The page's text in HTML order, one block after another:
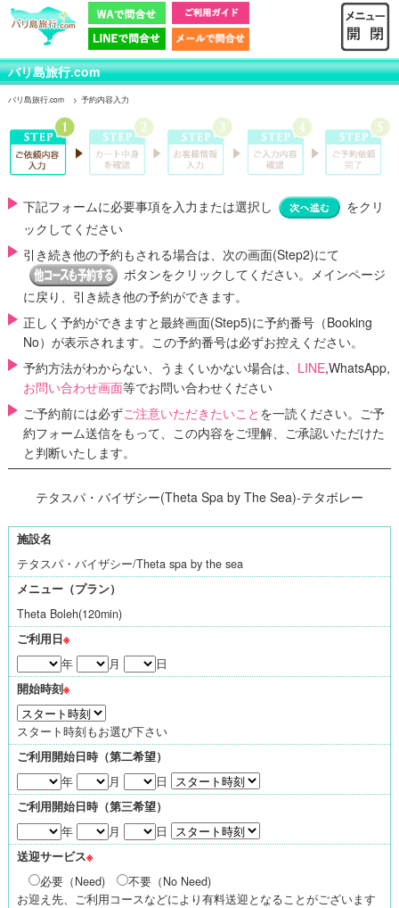
バリ島旅行.com
バリ島旅行.com 予約内容入力
下記フォームに必要事項を入力または選択し
をクリ
ックしてください
引き続き他の予約もされる場合は、次の画面(Step2)にて
ボタンをクリックしてください。メインページ
に戻り、引き続き他の予約ができます。
正しく予約ができますと最終画面(Step5)に予約番号（Booking
No） が表示されます。この予約番号は必ずお控えください。
予約方法がわからない、うまくいかない場合は、 LINE,WhatsApp,
お問い合わせ画面等でお問い合わせください
ご予約前には必ずご注意いただきたいこと を一読ください。ご予
約フォーム送信をもって、この内容をご理解、ご承認いただけた
と判断いたします。
テタスパ・バイザシー(Theta Spa by The Sea)-テタボレー
施設名
テタスパ・バイザシー/Theta spa by the sea
メニュー（プラン）
Theta Boleh(120min)
ご利用日※
年
月
日
開始時刻※
スタート時刻もお選び下さい
ご利用開始日時（第二希望）
年
月
日
ご利用開始日時（第三希望）
年
月
日
送迎サービス※
必要（Need)
不要（No Need)
お迎え先、ご利用コースなどにより有料送迎となることがございます